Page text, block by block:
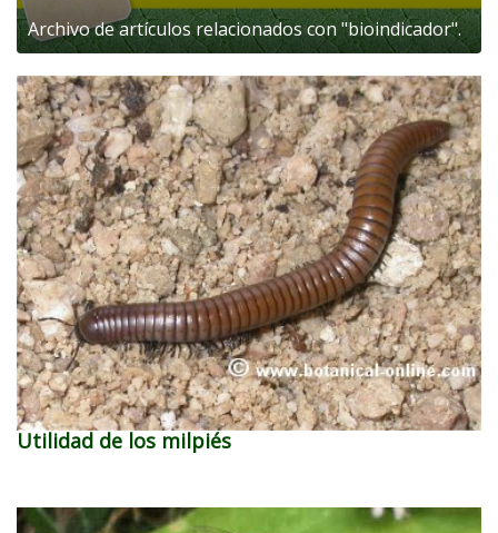
Archivo de artículos relacionados con "bioindicador".
Utilidad de los milpiés